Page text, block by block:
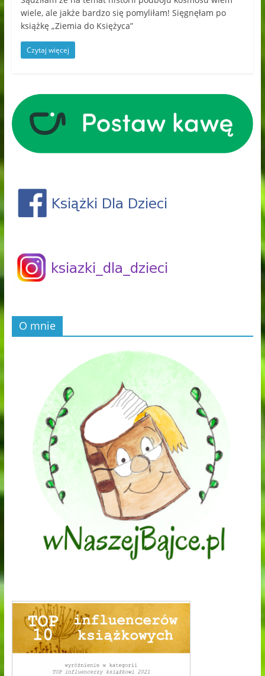
wiele, ale jakże bardzo się pomyliłam! Sięgnęłam po
książkę „Ziemia do Księżyca”
Czytaj więcej
O mnie